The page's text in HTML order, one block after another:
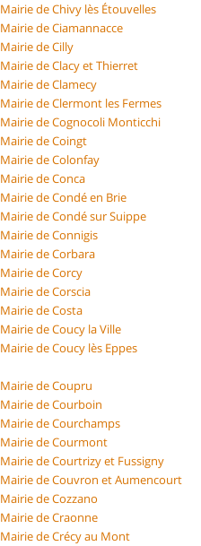
Mairie de Chivy lès Étouvelles
Mairie de Ciamannacce
Mairie de Cilly
Mairie de Clacy et Thierret
Mairie de Clamecy
Mairie de Clermont les Fermes
Mairie de Cognocoli Monticchi
Mairie de Coingt
Mairie de Colonfay
Mairie de Conca
Mairie de Condé en Brie
Mairie de Condé sur Suippe
Mairie de Connigis
Mairie de Corbara
Mairie de Corcy
Mairie de Corscia
Mairie de Costa
Mairie de Coucy la Ville
Mairie de Coucy lès Eppes
Mairie de Coupru
Mairie de Courboin
Mairie de Courchamps
Mairie de Courmont
Mairie de Courtrizy et Fussigny
Mairie de Couvron et Aumencourt
Mairie de Cozzano
Mairie de Craonne
Mairie de Crécy au Mont